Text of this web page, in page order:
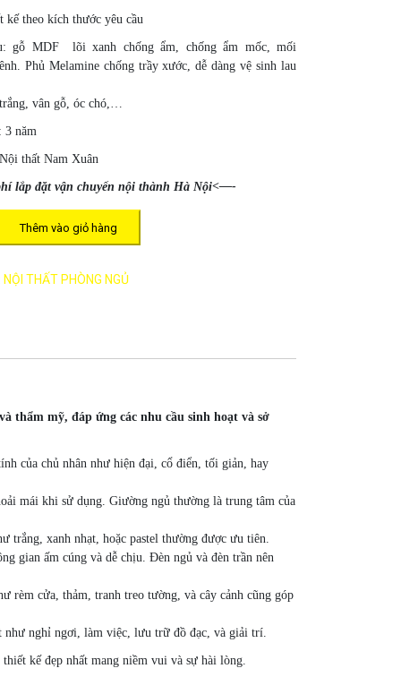
kế theo kích thước yêu cầu
gỗ MDF lõi xanh chống ẩm, chống ẩm mốc, mối
Phủ Melamine chống trầy xước, dễ dàng vệ sinh lau
vân gỗ, óc chó,…
3 năm
thất Nam Xuân
lắp đặt vận chuyển nội thành Hà Nội<—-
Thêm vào giỏ hàng
NỘI THẤT PHÒNG NGỦ
thẩm mỹ, đáp ứng các nhu cầu sinh hoạt và sở
của chủ nhân như hiện đại, cổ điển, tối giản, hay
mái khi sử dụng. Giường ngủ thường là trung tâm của
trắng, xanh nhạt, hoặc pastel thường được ưu tiên.
gian ấm cúng và dễ chịu. Đèn ngủ và đèn trần nên
rèm cửa, thảm, tranh treo tường, và cây cảnh cũng góp
như nghỉ ngơi, làm việc, lưu trữ đồ đạc, và giải trí.
kế đẹp nhất mang niềm vui và sự hài lòng.